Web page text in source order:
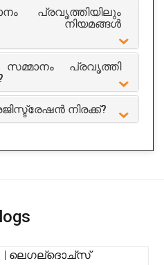
പ്രവൃത്തിയിലും
നിയമങ്ങൾ
സമ്മാനം പ്രവൃത്തി
നിരക്ക്?